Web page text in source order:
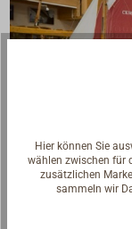
Hier können Sie
wählen zwischen für
zusätzlichen
sammeln wir